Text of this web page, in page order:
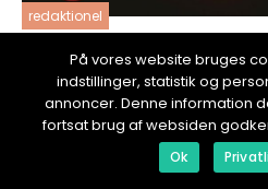
redaktionel
Fængsler i Danmark: En
Gennemgang af Det
Fængselssystem
På vores website bruges
indstillinger, statistik og
annoncer. Denne information
fortsat brug af websiden
Ok